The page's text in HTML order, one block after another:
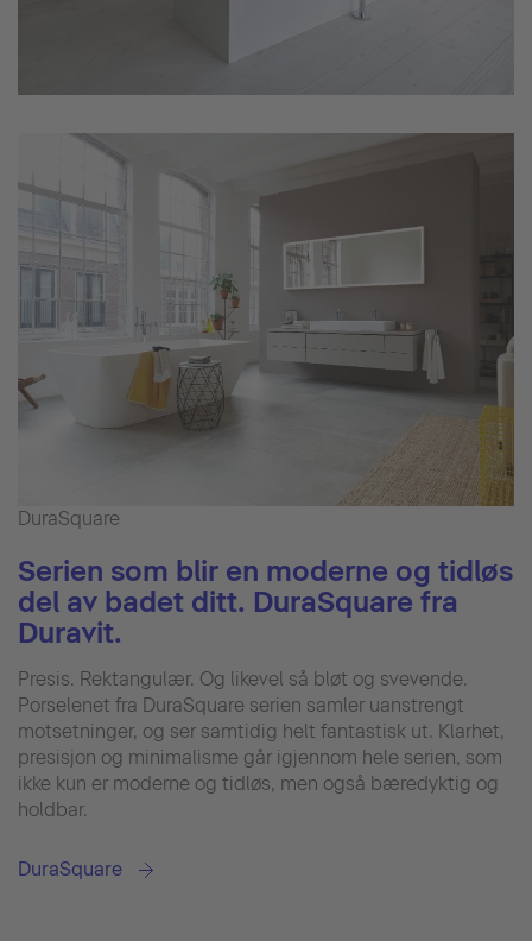
DuraSquare
Serien som blir en moderne og tidløs
del av badet ditt. DuraSquare fra
Duravit.
Presis. Rektangulær. Og likevel så bløt og svevende.
Porselenet fra DuraSquare serien samler uanstrengt
motsetninger, og ser samtidig helt fantastisk ut. Klarhet,
presisjon og minimalisme går igjennom hele serien, som
ikke kun er moderne og tidløs, men også bæredyktig og
holdbar.
DuraSquare